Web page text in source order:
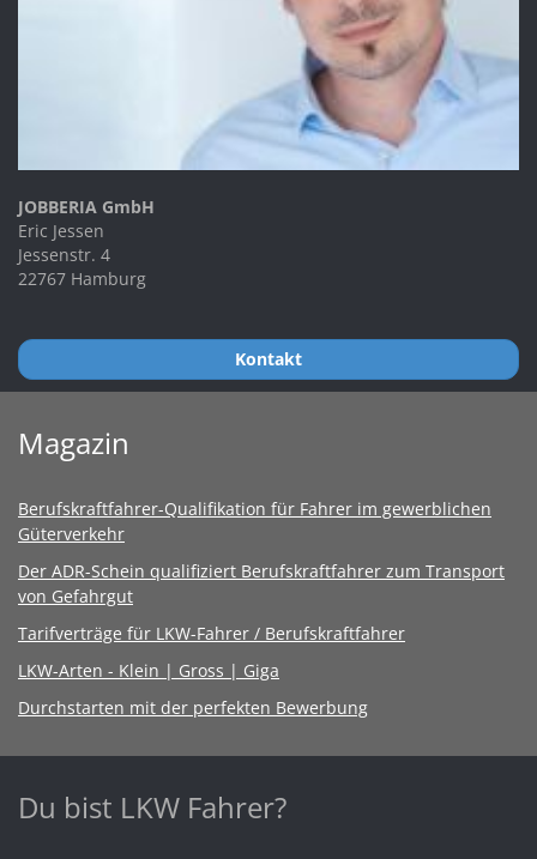
JOBBERIA GmbH
Eric Jessen
Jessenstr. 4
22767 Hamburg
Kontakt
Magazin
Berufskraftfahrer-Qualifikation für Fahrer im gewerblichen
Güterverkehr
Der ADR-Schein qualifiziert Berufskraftfahrer zum Transport
von Gefahrgut
Tarifverträge für LKW-Fahrer / Berufskraftfahrer
LKW-Arten - Klein | Gross | Giga
Durchstarten mit der perfekten Bewerbung
Du bist LKW Fahrer?